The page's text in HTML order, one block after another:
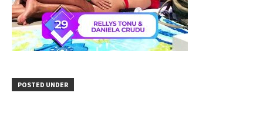
POSTED UNDER